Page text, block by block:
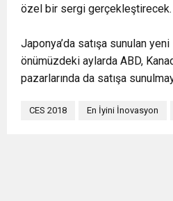
özel bir sergi gerçekleştirecek.
Japonya’da satışa sunulan
önümüzdeki aylarda ABD,
pazarlarında da satışa
CES 2018 En İyini İnovasyon